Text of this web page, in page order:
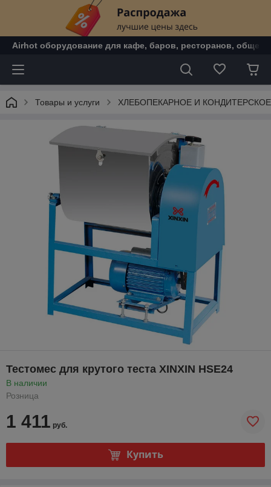
Airhot оборудование для кафе, баров, ресторанов,
Товары и услуги ХЛЕБОПЕКАРНОЕ И
Тестомес для крутого теста XINXIN HSE24
В наличии
Розница
1 411 руб.
Купить